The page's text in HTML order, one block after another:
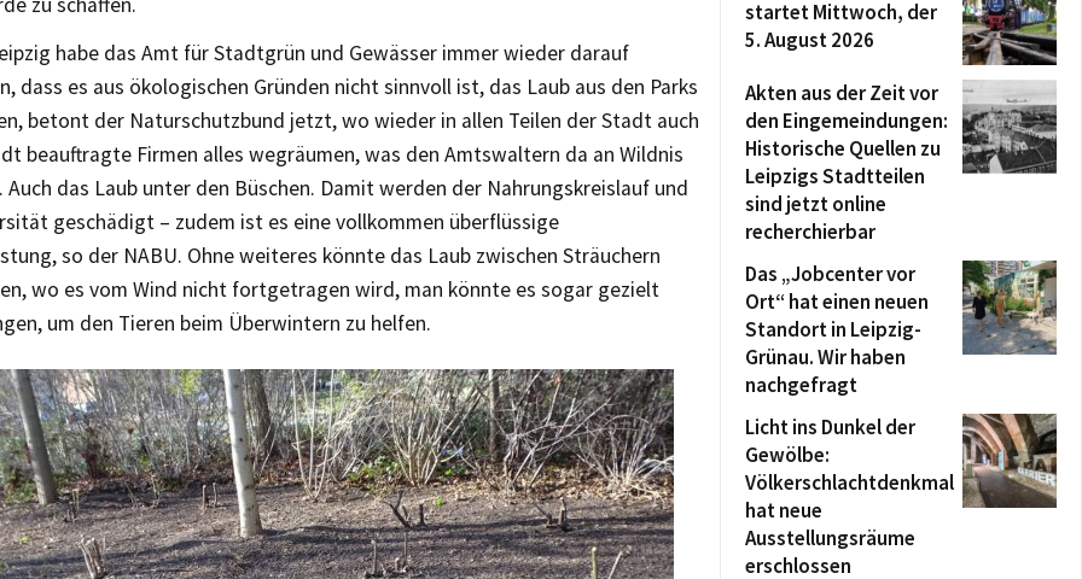
habe das Amt für Stadtgrün und Gewässer immer wieder darauf
dass es aus ökologischen Gründen nicht sinnvoll ist, das Laub aus den Parks
betont der Naturschutzbund jetzt, wo wieder in allen Teilen der Stadt auch
beauftragte Firmen alles wegräumen, was den Amtswaltern da an Wildnis
Auch das Laub unter den Büschen. Damit werden der Nahrungskreislauf und
geschädigt – zudem ist es eine vollkommen überflüssige
so der NABU. Ohne weiteres könnte das Laub zwischen Sträuchern
wo es vom Wind nicht fortgetragen wird, man könnte es sogar gezielt
um den Tieren beim Überwintern zu helfen.
startet Mittwoch, der
5. August 2026
Akten aus der Zeit vor
den Eingemeindungen:
Historische Quellen zu
Leipzigs Stadtteilen
sind jetzt online
recherchierbar
Das „Jobcenter vor
Ort“ hat einen neuen
Standort in Leipzig-
Grünau. Wir haben
nachgefragt
Licht ins Dunkel der
Gewölbe:
Völkerschlachtdenkmal
hat neue
Ausstellungsräume
erschlossen